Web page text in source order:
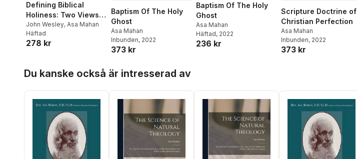
Defining Biblical
Holiness: Two Views
of Christian
Perfection
John Wesley, Asa Mahan
Häftad
278 kr
Baptism Of The Holy
Ghost
Asa Mahan
Inbunden, 2022
373 kr
Baptism Of The Holy
Ghost
Asa Mahan
Häftad, 2022
236 kr
Scripture Doctrine of
Christian Perfection
Asa Mahan
Inbunden, 2022
373 kr
Du kanske också är intresserad av